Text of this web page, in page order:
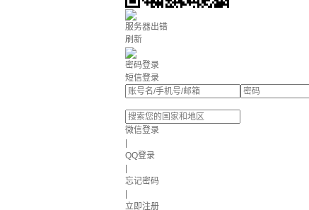
服务器出错
刷新
密码登录
短信登录
微信登录
QQ登录
忘记密码
立即注册